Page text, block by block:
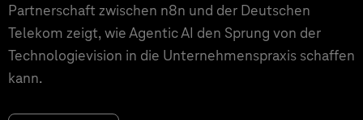
Partnerschaft zwischen n8n und der Deutschen
Telekom zeigt, wie Agentic AI den Sprung von der
Technologievision in die Unternehmenspraxis schaffen
kann.